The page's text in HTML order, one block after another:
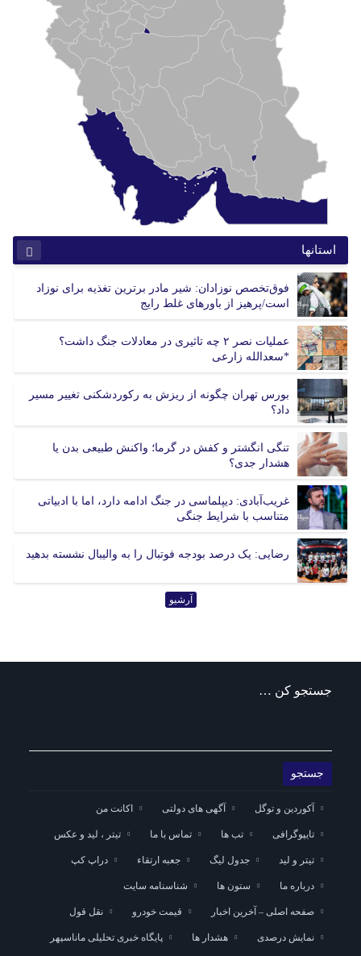
استانها
آذربایجان شرقی
اردبیل اصفهان
البرز
بوشهر
چهارمحال بختیاری
خوزستان زنجان
سمنان
فارس قزوین
قم
کهگیلویه و بویر احمد گلستان
گیلان
مازندران
هرمزگان
فوق‌تخصص نوزادان: شیر مادر برترین تغذیه برای نوزاد
است/پرهیز از باورهای غلط رایج
عملیات نصر ۲ چه تاثیری در معادلات جنگ داشت؟
*سعدالله زارعی
بورس تهران چگونه از ریزش به رکوردشکنی تغییر مسیر
داد؟
تنگی انگشتر و کفش در گرما؛ واکنش طبیعی بدن یا
هشدار جدی؟
غریب‌آبادی: دیپلماسی در جنگ ادامه دارد، اما با ادبیاتی
متناسب با شرایط جنگی
رضایی: یک درصد بودجه فوتبال را به والیبال نشسته بدهید
آرشیو
جستجو کن …
آکوردین و توگل آگهی های دولتی اکانت من
تایپوگرافی تب ها تماس با ما تیتر ، لید و عکس
تیتر و لید جدول لیگ جعبه ارتقاء دراپ کپ
درباره ما ستون ها شناسنامه سایت
صفحه اصلی – آخرین اخبار قیمت خودرو نقل قول
نمایش درصدی هشدار ها پایگاه خبری تحلیلی ماناسپهر